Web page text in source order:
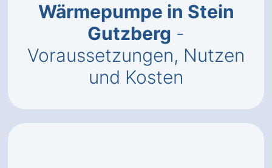
Wärmepumpe in Stein
Gutzberg -
Voraussetzungen, Nutzen
und Kosten